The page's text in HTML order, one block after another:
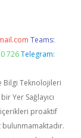
Teams:
726 Telegram:
Bilgi Teknolojileri
Yer Sağlayıcı
proaktif